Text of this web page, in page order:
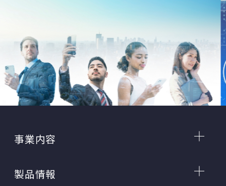
事業内容
製品情報